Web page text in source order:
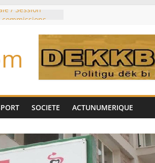
/ Session
du jour ce lundi
élu président
saoudite, le
signent un
et de cobalt
sa
SOCIETE ACTUNUMERIQUE